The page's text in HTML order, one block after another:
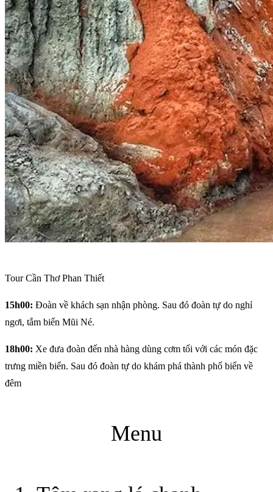
Tour Cần Thơ Phan Thiết
15h00: Đoàn về khách sạn nhận phòng. Sau đó đoàn tự do nghỉ
ngơi, tắm biển Mũi Né.
18h00: Xe đưa đoàn đến nhà hàng dùng cơm tối với các món đặc
trưng miền biển. Sau đó đoàn tự do khám phá thành phố biển về
đêm
Menu